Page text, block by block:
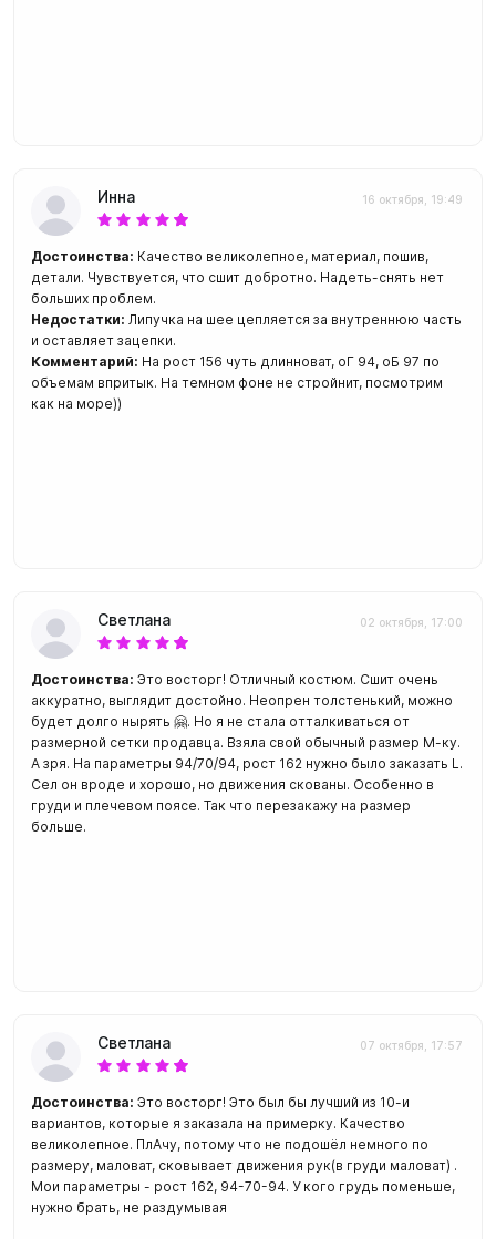
Инна 16 октября, 19:49
Достоинства: Качество великолепное, материал, пошив,
детали. Чувствуется, что сшит добротно. Надеть-снять нет
больших проблем.
Недостатки: Липучка на шее цепляется за внутреннюю часть
и оставляет зацепки.
Комментарий: На рост 156 чуть длинноват, оГ 94, оБ 97 по
объемам впритык. На темном фоне не стройнит, посмотрим
как на море))
Светлана 02 октября, 17:00
Достоинства: Это восторг! Отличный костюм. Сшит очень
аккуратно, выглядит достойно. Неопрен толстенький, можно
будет долго нырять 🤗. Но я не стала отталкиваться от
размерной сетки продавца. Взяла свой обычный размер М-ку.
А зря. На параметры 94/70/94, рост 162 нужно было заказать L.
Сел он вроде и хорошо, но движения скованы. Особенно в
груди и плечевом поясе. Так что перезакажу на размер
больше.
Светлана 07 октября, 17:57
Достоинства: Это восторг! Это был бы лучший из 10-и
вариантов, которые я заказала на примерку. Качество
великолепное. ПлАчу, потому что не подошёл немного по
размеру, маловат, сковывает движения рук(в груди маловат) .
Мои параметры - рост 162, 94-70-94. У кого грудь поменьше,
нужно брать, не раздумывая